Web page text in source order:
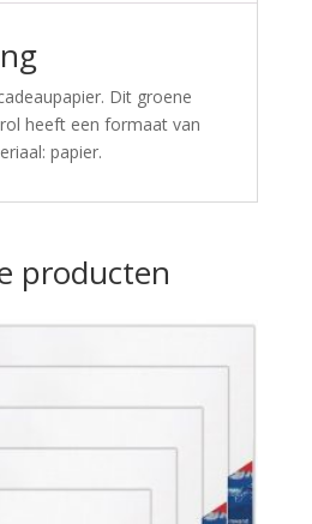
Dit groene
heeft een formaat van
papier.
producten